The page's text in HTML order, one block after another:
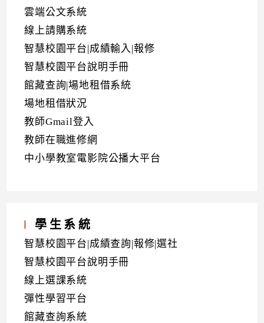
雲端公文系統
線上請購系統
智慧校園平台|成績輸入|報修
智慧校園平台說明手冊
館藏查詢|場地租借系統
場地租借狀況
教師Gmail登入
教師在職進修網
中小學教室電影院公播大平台
學生系統
智慧校園平台|成績查詢|報修|選社
智慧校園平台說明手冊
線上選課系統
彈性學習平台
館藏查詢系統